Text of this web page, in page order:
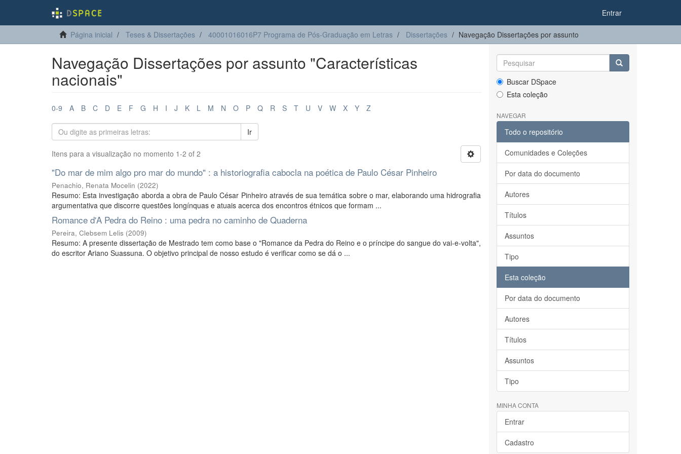
Entrar
Página inicial Teses & Dissertações 40001016016P7 Programa de Pós-Graduação em Letras Dissertações Navegação Dissertações por assunto
Navegação Dissertações por assunto "Características
nacionais"
0-9 A B C D E F G H I J K L M N O P Q R S T U V W X Y Z
Ir
Itens para a visualização no momento 1-2 of 2
"Do mar de mim algo pro mar do mundo" : a historiografia cabocla na poética de Paulo César Pinheiro
Penachio, Renata Mocelin (2022)
Resumo: Esta investigação aborda a obra de Paulo César Pinheiro através de sua temática sobre o mar, elaborando uma hidrografia
argumentativa que discorre questões longínquas e atuais acerca dos encontros étnicos que formam ...
Romance d'A Pedra do Reino : uma pedra no caminho de Quaderna
Pereira, Clebsem Lelis (2009)
Resumo: A presente dissertação de Mestrado tem como base o "Romance da Pedra do Reino e o príncipe do sangue do vai-e-volta",
do escritor Ariano Suassuna. O objetivo principal de nosso estudo é verificar como se dá o ...
Buscar DSpace
Esta coleção
NAVEGAR
Todo o repositório
Comunidades e Coleções
Por data do documento
Autores
Títulos
Assuntos
Tipo
Esta coleção
Por data do documento
Autores
Títulos
Assuntos
Tipo
MINHA CONTA
Entrar
Cadastro